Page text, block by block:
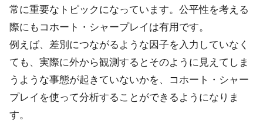
常に重要なトピックになっています。公平性を考える
際にもコホート・シャープレイは有用です。
例えば、差別につながるような因子を入力していなく
ても、実際に外から観測するとそのように見えてしま
うような事態が起きていないかを、コホート・シャー
プレイを使って分析することができるようになりま
す。